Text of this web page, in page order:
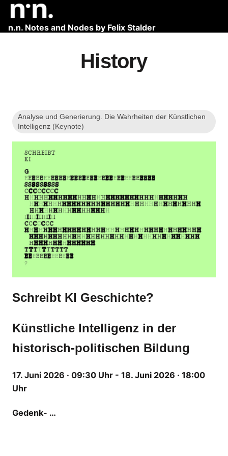
n.n. Notes and Nodes by Felix Stalder
History
Analyse und Generierung. Die Wahrheiten der Künstlichen
Intelligenz (Keynote)
Schreibt KI Geschichte?
Künstliche Intelligenz in der
historisch-politischen Bildung
17. Juni 2026 · 09:30 Uhr - 18. Juni 2026 · 18:00
Uhr
Gedenk- …